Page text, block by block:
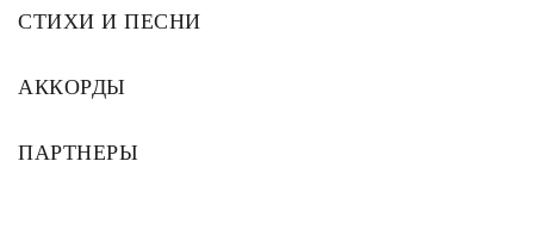
СТИХИ И ПЕСНИ
АККОРДЫ
ПАРТНЕРЫ